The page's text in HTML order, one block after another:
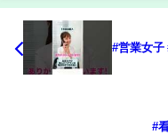
#営業女子
#